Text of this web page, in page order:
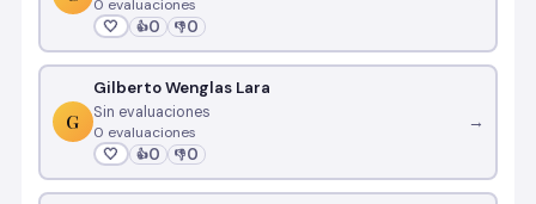
0 evaluaciones
🤍 👍0 👎0
G
Gilberto Wenglas Lara
Sin evaluaciones
0 evaluaciones
🤍 👍0 👎0
→